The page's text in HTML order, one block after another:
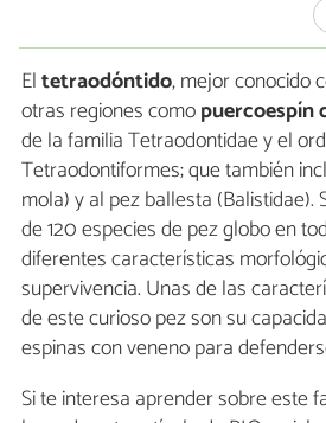
Eltetraodóntido, mejor conocido
otras regiones comopuercoespín
de la familia Tetraodontidae y el
Tetraodontiformes; que también
mola) y al pez ballesta (Balistidae).
de 120 especies de pez globo en
diferentes características
supervivencia. Unas de las
de este curioso pez son su
espinas con veneno para
Si te interesa aprender sobre este